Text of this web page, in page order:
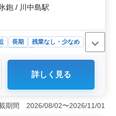
鉋 / 川中島駅
長期
残業なし・少なめ
備士
長野市稲里町下氷鉋に位
自動車整備士の募集です。
されており、残業が少ない
詳しく見る
期間 2026/08/02〜2026/11/01